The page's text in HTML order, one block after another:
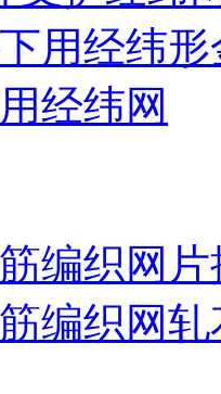
用经纬
经纬网
编织网
编织网